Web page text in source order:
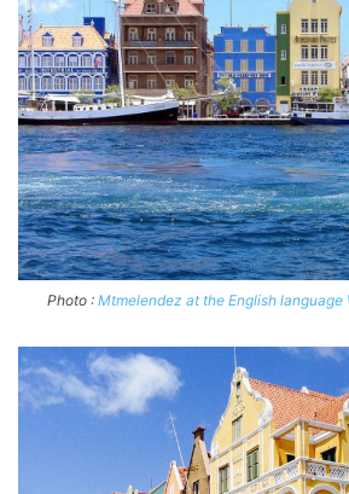
Photo : Mtmelendez at the English language